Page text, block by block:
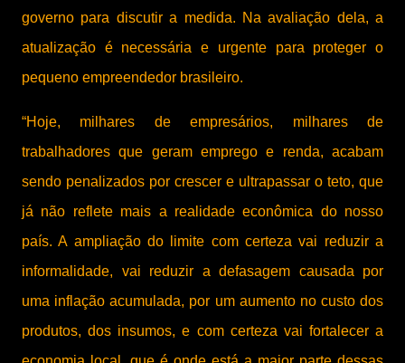
governo para discutir a medida. Na avaliação dela, a
atualização é necessária e urgente para proteger o
pequeno empreendedor brasileiro.
“Hoje, milhares de empresários, milhares de
trabalhadores que geram emprego e renda, acabam
sendo penalizados por crescer e ultrapassar o teto, que
já não reflete mais a realidade econômica do nosso
país. A ampliação do limite com certeza vai reduzir a
informalidade, vai reduzir a defasagem causada por
uma inflação acumulada, por um aumento no custo dos
produtos, dos insumos, e com certeza vai fortalecer a